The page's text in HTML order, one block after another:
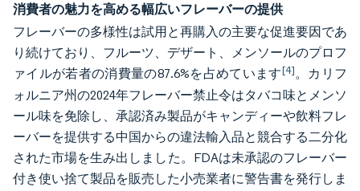
消費者の魅力を高める幅広いフレーバーの提供
フレーバーの多様性は試用と再購入の主要な促進要因であ
り続けており、フルーツ、デザート、メンソールのプロフ
ァイルが若者の消費量の87.6%を占めています[4]。カリフ
ォルニア州の2024年フレーバー禁止令はタバコ味とメンソ
ール味を免除し、承認済み製品がキャンディーや飲料フレ
ーバーを提供する中国からの違法輸入品と競合する二分化
された市場を生み出しました。FDAは未承認のフレーバー
付き使い捨て製品を販売した小売業者に警告書を発行しま